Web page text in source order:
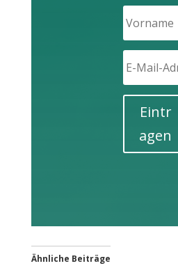
Eintr
agen
Ähnliche Beiträge